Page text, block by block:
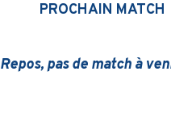
PROCHAIN MATCH
Repos, pas de match à